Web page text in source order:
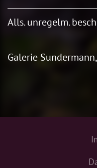
Alls. unregelm.
Galerie